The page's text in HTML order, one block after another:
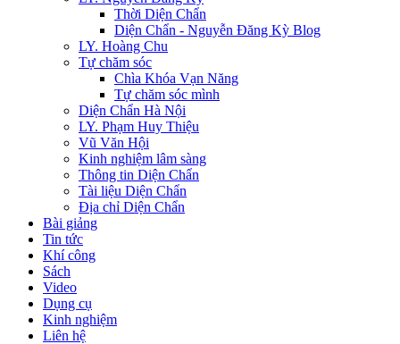
Thời Diện Chẩn
Diện Chẩn - Nguyễn Đăng Kỳ Blog
LY. Hoàng Chu
Tự chăm sóc
Chìa Khóa Vạn Năng
Tự chăm sóc mình
Diện Chẩn Hà Nội
LY. Phạm Huy Thiệu
Vũ Văn Hội
Kinh nghiệm lâm sàng
Thông tin Diện Chẩn
Tài liệu Diện Chẩn
Địa chỉ Diện Chẩn
Bài giảng
Tin tức
Khí công
Sách
Video
Dụng cụ
Kinh nghiệm
Liên hệ